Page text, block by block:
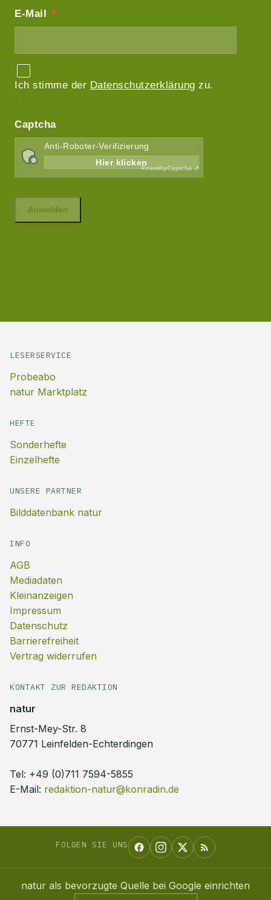
LESERSERVICE
Probeabo
natur Marktplatz
HEFTE
Sonderhefte
Einzelhefte
UNSERE PARTNER
Bilddatenbank natur
INFO
AGB
Mediadaten
Kleinanzeigen
Impressum
Datenschutz
Barrierefreiheit
Vertrag widerrufen
KONTAKT ZUR REDAKTION
natur
Ernst-Mey-Str. 8
70771 Leinfelden-Echterdingen
Tel: +49 (0)711 7594-5855
E-Mail: redaktion-natur@konradin.de
FOLGEN SIE UNS
natur als bevorzugte Quelle bei Google einrichten